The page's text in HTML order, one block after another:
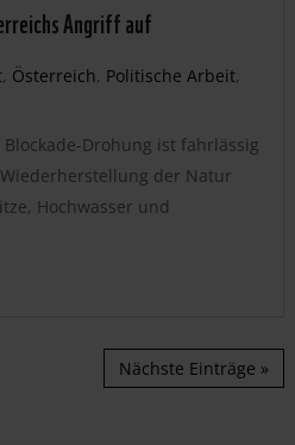
Angriff auf
, Österreich, Politische Arbeit,
Drohung ist fahrlässig
der Natur
Hochwasser und
Nächste Einträge »